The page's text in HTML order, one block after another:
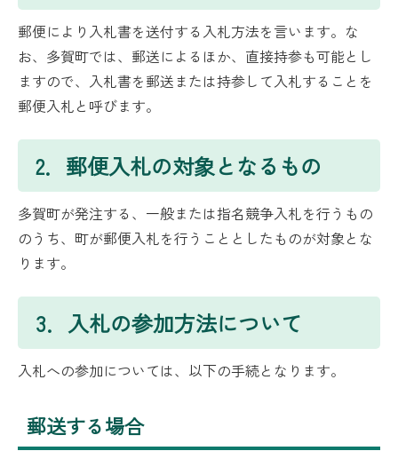
郵便により入札書を送付する入札方法を言います。な
お、多賀町では、郵送によるほか、直接持参も可能とし
ますので、入札書を郵送または持参して入札することを
郵便入札と呼びます。
2．郵便入札の対象となるもの
多賀町が発注する、一般または指名競争入札を行うもの
のうち、町が郵便入札を行うこととしたものが対象とな
ります。
3．入札の参加方法について
入札への参加については、以下の手続となります。
郵送する場合